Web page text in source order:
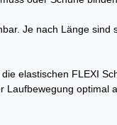
Je nach Länge
elastischen FLEXI
optimal